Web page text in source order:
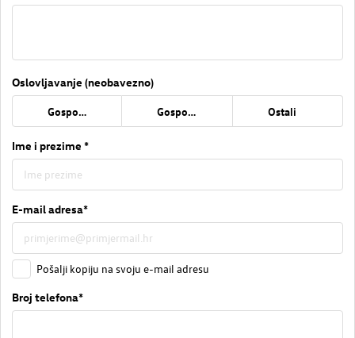
Oslovljavanje (neobavezno)
Gospođa Gospodin Ostali
Ime i prezime *
E-mail adresa*
Pošalji kopiju na svoju e-mail adresu
Broj telefona*